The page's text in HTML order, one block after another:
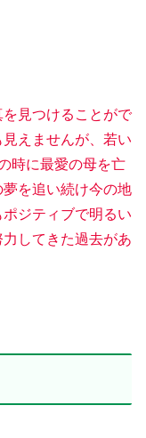
見つけることがで
えませんが、若い
時に最愛の母を亡
を追い続け今の地
ジティブで明るい
してきた過去があ